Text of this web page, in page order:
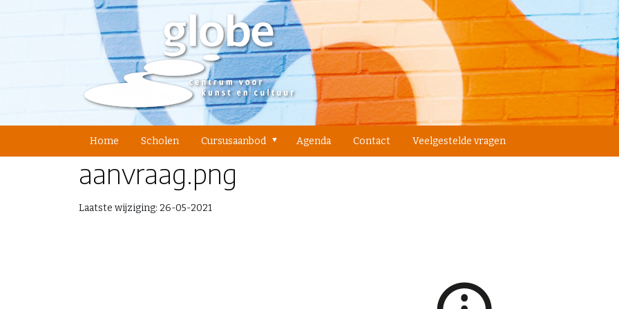
Home Scholen Cursusaanbod Agenda Contact Veelgestelde vragen
aanvraag.png
Laatste wijziging: 26-05-2021